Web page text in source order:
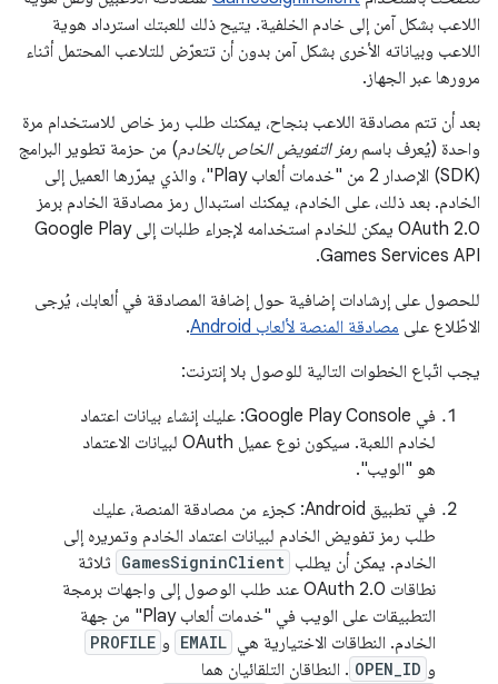
اللاعب بشكل آمن إلى خادم الخلفية. يتيح ذلك للعبتك استرداد هوية
اللاعب وبياناته الأخرى بشكل آمن بدون أن تتعرّض للتلاعب المحتمل أثناء
مرورها عبر الجهاز.
بعد أن تتم مصادقة اللاعب بنجاح، يمكنك طلب رمز خاص للاستخدام مرة
واحدة (يُعرف باسم رمز التفويض الخاص بالخادم) من حزمة تطوير البرامج
(SDK) الإصدار 2 من "خدمات ألعاب Play"، والذي يمرّرها العميل إلى
الخادم. بعد ذلك، على الخادم، يمكنك استبدال رمز مصادقة الخادم برمز
OAuth 2.0 يمكن للخادم استخدامه لإجراء طلبات إلى Google Play
Games Services API.
للحصول على إرشادات إضافية حول إضافة المصادقة في ألعابك، يُرجى
الاطّلاع على مصادقة المنصة لألعاب Android
.
يجب اتّباع الخطوات التالية للوصول بلا إنترنت:
في Google Play Console: عليك إنشاء بيانات اعتماد
لخادم اللعبة. سيكون نوع عميل OAuth لبيانات الاعتماد
هو "الويب".
في تطبيق Android: كجزء من مصادقة المنصة، عليك
طلب رمز تفويض الخادم لبيانات اعتماد الخادم وتمريره إلى
الخادم. يمكن أن يطلب GamesSigninClient ثلاثة
نطاقات OAuth 2.0 عند طلب الوصول إلى واجهات برمجة
التطبيقات على الويب في "خدمات ألعاب Play" من جهة
الخادم. النطاقات الاختيارية هي EMAIL و PROFILE
و OPEN_ID . النطاقان التلقائيان هما